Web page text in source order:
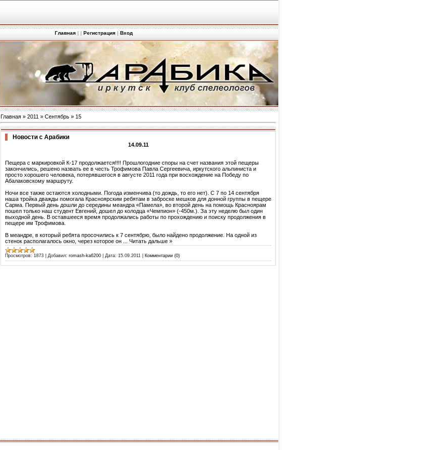
Главная| | Регистрация| Вход
Главная » 2011 » Сентябрь » 15
Новости с Арабики
14.09.11
Пещера с маркировкой К-17 продолжается!!!! Прошлогодние споры на счет названия этой пещеры
закончились, решено назвать ее в честь Трофимова Павла Сергеевича, иркутского альпиниста и
просто хорошего человека, потерявшегося в августе 2011 года при восхождение на Победу по
Абалаковскому маршруту.
Ночи все также остаются холодными. Погода изменчива (то дождь, то его нет). С 7 по 14 сентября
наша тройка дважды помогала Красноярским ребятам в заброске мешков для донной группы в пещере
Сарма. Первый день дошли до середины меандра «Памела», во второй день на помощь Красноярам
пошел только наш студент Евгений, дошел до колодца «Чемпион» (-450м.). За эту неделю был один
выходной день. В оставшееся время продолжались работы по прохождению и поиску продолжения в
пещере им Трофимова.
В меандре, в который ребята просочились к 7 сентябрю, было найдено продолжение. На одной из
стенок располагалось окно, через которое он
Читать дальше »
Просмотров: 1873 Добавил: romash-ka6200 Дата: 15.09.2011 Комментарии (0)